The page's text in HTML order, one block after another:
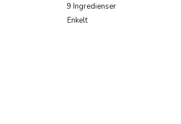
9 Ingredienser
Enkelt